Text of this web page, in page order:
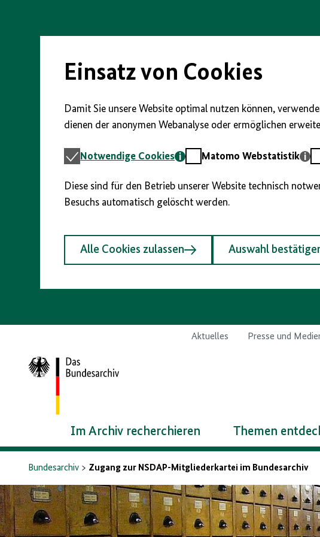
Seiteninhalt
Einsatz von Cookies
Damit Sie unsere Website optimal nutzen können,
dienen der anonymen Webanalyse oder ermöglichen
Notwendige
Notwendige Cookies
MatomoMatomo Webstatistik
Diese sind für den Betrieb unserer Website technisch
Besuchs automatisch gelöscht werden.
Alle Cookies zulassen Auswahl
Aktuelles Presse und
Zur
Startseite
Im Archiv recherchieren Themen
Bundesarchiv Zugang zur NSDAP-Mitgliederkartei im Bundesarchiv